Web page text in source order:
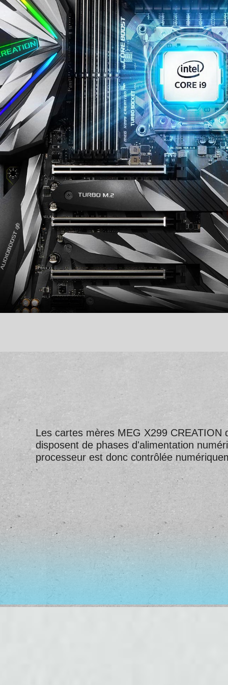
Les cartes mères MEG X299
disposent de phases d'alimentation
processeur est donc contrôlée